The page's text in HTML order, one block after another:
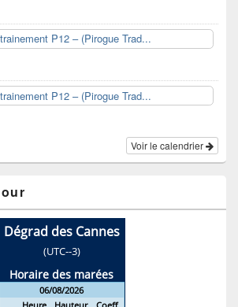
P12 – (Pirogue Trad...
P12 – (Pirogue Trad...
Voir le calendrier